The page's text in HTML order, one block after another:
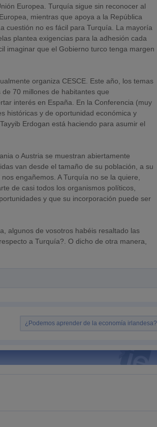
Europea. Turquía sigue sin reconocer al
mientras que apoya a la República
cuestión no es fácil para Turquía. La mayoría
plantea exigencias para la adhesión cada
imaginar que el Gobierno turco tenga margen
organiza CESCE. Este año, los temas
70 millones de habitantes que
interés en España. En la Conferencia (muy
históricas y de oportunidad económica y
Erdogan está haciendo para asumir el
o Austria se muestran abiertamente
van desde el tamaño de su población, a su
engañemos. A Turquía no se la quiere,
de casi todos los organismos políticos,
y que su incorporación puede ser
algunos de vosotros habéis resaltado las
a Turquía?. O dicho de otra manera,
¿Podemos aprender de la economía irlandesa?